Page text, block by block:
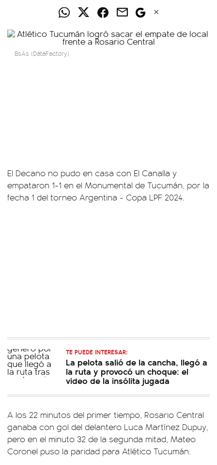
BsAs (DataFactory)
El Decano no pudo en casa con El Canalla y
empataron 1-1 en el Monumental de Tucumán, por la
fecha 1 del torneo Argentina - Copa LPF 2024.
TE PUEDE INTERESAR:
La pelota salió de la cancha, llegó a
la ruta y provocó un choque: el
video de la insólita jugada
A los 22 minutos del primer tiempo, Rosario Central
ganaba con gol del delantero Luca Martínez Dupuy,
pero en el minuto 32 de la segunda mitad, Mateo
Coronel puso la paridad para Atlético Tucumán.